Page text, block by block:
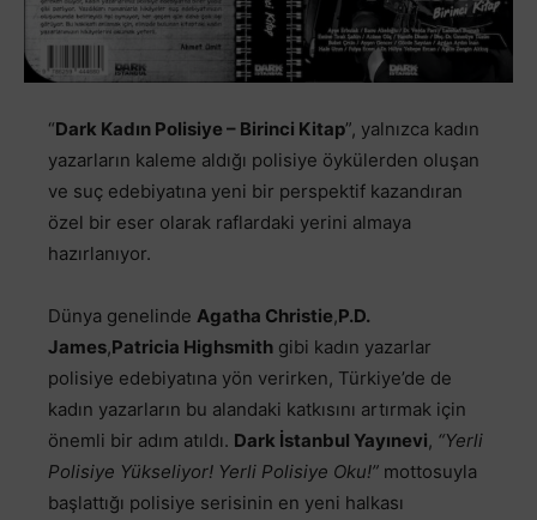
“Dark Kadın Polisiye – Birinci Kitap”, yalnızca kadın
yazarların kaleme aldığı polisiye öykülerden oluşan
ve suç edebiyatına yeni bir perspektif kazandıran
özel bir eser olarak raflardaki yerini almaya
hazırlanıyor.
Dünya genelinde Agatha Christie,P.D.
James,Patricia Highsmith gibi kadın yazarlar
polisiye edebiyatına yön verirken, Türkiye’de de
kadın yazarların bu alandaki katkısını artırmak için
önemli bir adım atıldı. Dark İstanbul Yayınevi, “Yerli
Polisiye Yükseliyor! Yerli Polisiye Oku!” mottosuyla
başlattığı polisiye serisinin en yeni halkası